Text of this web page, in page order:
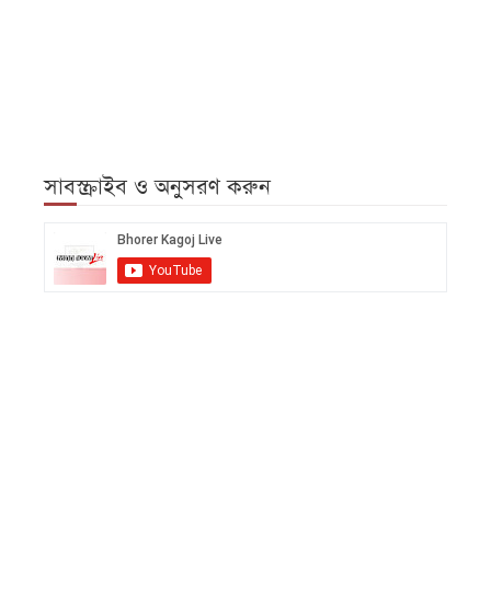
সাবস্ক্রাইব ও অনুসরণ করুন